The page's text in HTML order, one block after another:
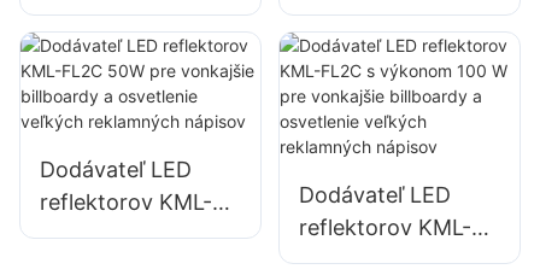
FL05 150W pre
osvetlenie
parkovísk a
skladovacích
FL05 200W,
núdzové osvetlenie
a osvetlenie miest
na pomoc pri
katastrofách
Dodávateľ LED
reflektorov KML-
FL2C 50W pre
Dodávateľ LED
reflektorov KML-
FL2C s výkonom